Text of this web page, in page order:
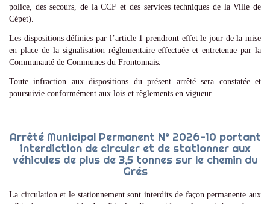
police, des secours, de la CCF et des services techniques de la Ville de
Cépet).
Les dispositions définies par l’article 1 prendront effet le jour de la mise
en place de la signalisation réglementaire effectuée et entretenue par la
Communauté de Communes du Frontonnais.
Toute infraction aux dispositions du présent arrêté sera constatée et
poursuivie conformément aux lois et règlements en vigueur.
Arrêté Municipal Permanent N° 2026-10 portant
interdiction de circuler et de stationner aux
véhicules de plus de 3,5 tonnes sur le chemin du
Grés
La circulation et le stationnement sont interdits de façon permanente aux